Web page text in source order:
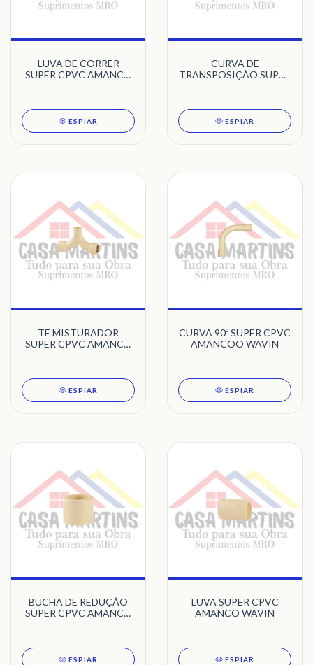
LUVA DE CORRER
SUPER CPVC AMANCO
ESPIAR
CURVA DE
TRANSPOSIÇÃO SUPER
ESPIAR
TE MISTURADOR
SUPER CPVC AMANCO
ESPIAR
CURVA 90º SUPER CPVC
AMANCOO WAVIN
ESPIAR
BUCHA DE REDUÇÃO
SUPER CPVC AMANCO
ESPIAR
LUVA SUPER CPVC
AMANCO WAVIN
ESPIAR